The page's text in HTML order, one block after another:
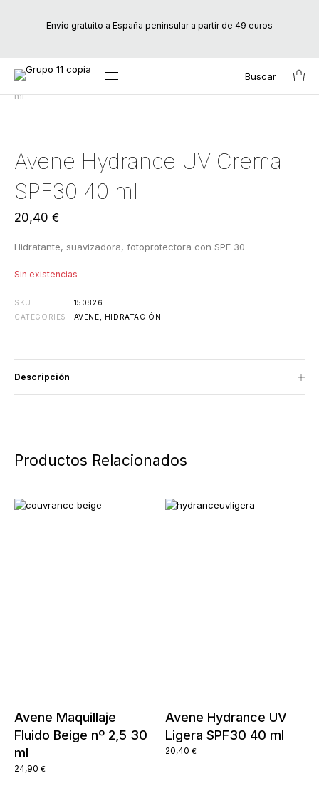
Envío gratuito a España peninsular a partir de 49 euros
Buscar
Search
for:
Inicio Avene/ Avene Hydrance UV Crema SPF30 40
ml
Avene Hydrance UV Crema
SPF30 40 ml
20,40 €
Hidratante, suavizadora, fotoprotectora con SPF 30
Sin existencias
SKU
150826
CATEGORIES
AVENE HIDRATACIÓN
Descripción
Productos Relacionados
Avene Maquillaje
Fluido Beige nº 2,5 30
ml
24,90 €
Avene Hydrance UV
Ligera SPF30 40 ml
20,40 €